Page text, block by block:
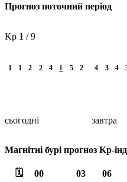
Прогноз поточний період
Kp 1 / 9
1 1 2 2 4 1 5 2 4 3 4
сьогодні завтра
Магнітні бурі прогноз Kp-
🗓️ 00 03 06